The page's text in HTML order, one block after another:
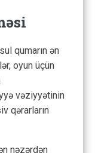
qumarın ən
oyun üçün
vəziyyətinin
qərarların
nəzərdən